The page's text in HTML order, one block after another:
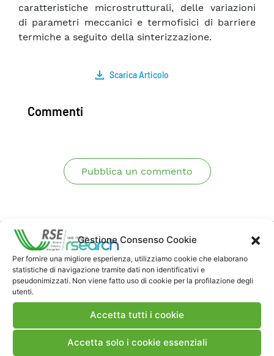
Gestione Consenso Cookie
Per fornire una migliore esperienza, utilizziamo cookie che elaborano
statistiche di navigazione tramite dati non identificativi e
pseudonimizzati. Non viene fatto uso di cookie per la profilazione degli
utenti.
Accetta tutti i cookie
Accetta solo i cookie essenziali
caratteristiche microstrutturali, delle variazioni
di parametri meccanici e termofisici di barriere
termiche a seguito della sinterizzazione.
Scarica Articolo
Commenti
Pubblica un commento
Contatti